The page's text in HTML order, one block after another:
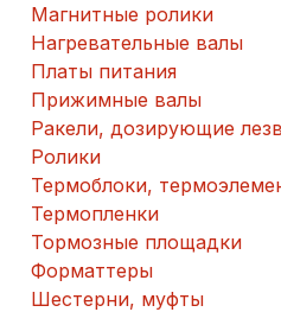
Магнитные ролики
Нагревательные валы
Платы питания
Прижимные валы
Ракели, дозирующие
Ролики
Термоблоки,
Термопленки
Тормозные площадки
Форматтеры
Шестерни, муфты